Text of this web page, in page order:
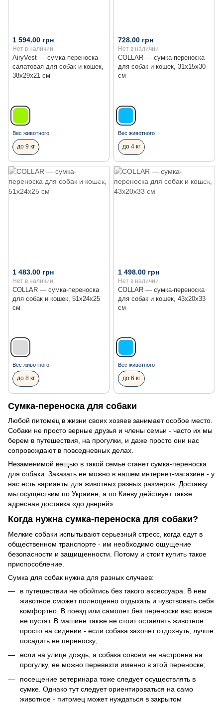
Сумка-переноска для собаки
Любой питомец в жизни своих хозяев занимает особое место.
Собаки не просто верные друзья и члены семьи - часто их мы
берем в путешествия, на прогулки, и даже просто они нас
сопровождают в повседневных делах.
Незаменимой вещью в такой семье станет сумка-переноска
для собаки. Заказать ее можно в нашем интернет-магазине - у
нас есть варианты для животных разных размеров. Доставку
мы осуществим по Украине, а по Киеву действует также
адресная доставка «до дверей».
Когда нужна сумка-переноска для собаки?
Мелкие собаки испытывают серьезный стресс, когда едут в
общественном транспорте - им необходимо ощущение
безопасности и защищенности. Потому и стоит купить такое
приспособление.
Сумка для собак нужна для разных случаев:
в путешествии не обойтись без такого аксессуара. В нем
животное сможет полноценно отдыхать и чувствовать себя
комфортно. В поезд или самолет без переноски вас вовсе
не пустят. В машине также не стоит оставлять животное
просто на сидении - если собака захочет отдохнуть, лучше
посадить ее переноску;
если на улице дождь, а собака совсем не настроена на
прогулку, ее можно перевезти именно в этой переноске;
посещение ветеринара тоже следует осуществлять в
сумке. Однако тут следует ориентироваться на само
животное - питомец может нуждаться в закрытом
AiryVest — сумка-переноска
салатовая для собак и кошек,
38x29x21 см
1 594.00 грн
Нет в наличии
Вес животного
до 9 кг
COLLAR — сумка-переноска
для собак и кошек, 31x15x30
см
728.00 грн
Нет в наличии
Вес животного
до 4 кг
COLLAR — сумка-переноска
для собак и кошек, 51х24х25
см
1 483.00 грн
Нет в наличии
Вес животного
до 8 кг
COLLAR — сумка-переноска
для собак и кошек, 43x20x33
см
1 498.00 грн
Нет в наличии
Вес животного
до 6 кг